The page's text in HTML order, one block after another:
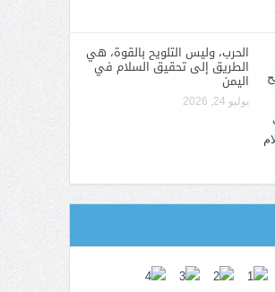
الحرب، وليس التلويح بالقوة، هي
الطريق إلى تحقيق السلام في
اليمن
يوليو 24, 2026